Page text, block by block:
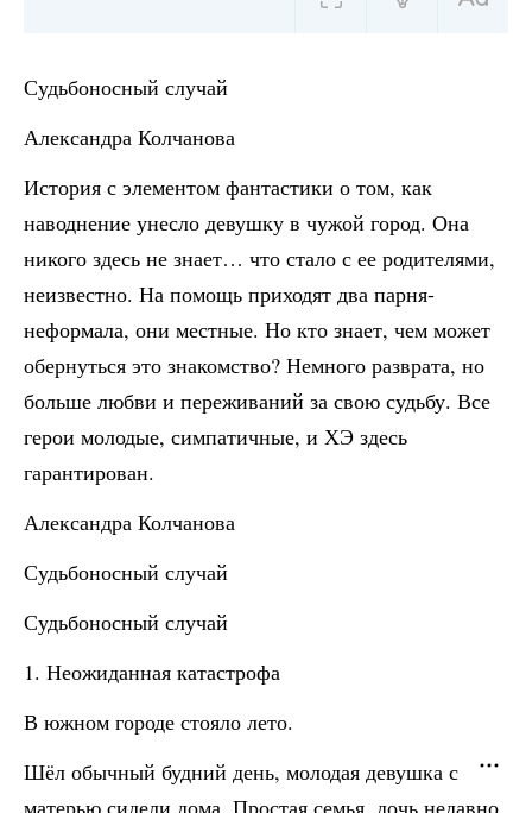
Судьбоносный случай
Александра Колчанова
История с элементом фантастики о том, как
наводнение унесло девушку в чужой город. Она
никого здесь не знает… что стало с ее родителями,
неизвестно. На помощь приходят два парня-
неформала, они местные. Но кто знает, чем может
обернуться это знакомство? Немного разврата, но
больше любви и переживаний за свою судьбу. Все
герои молодые, симпатичные, и ХЭ здесь
гарантирован.
Александра Колчанова
Судьбоносный случай
Судьбоносный случай
1. Неожиданная катастрофа
В южном городе стояло лето.
Шёл обычный будний день, молодая девушка с
матерью сидели дома. Простая семья, дочь недавно